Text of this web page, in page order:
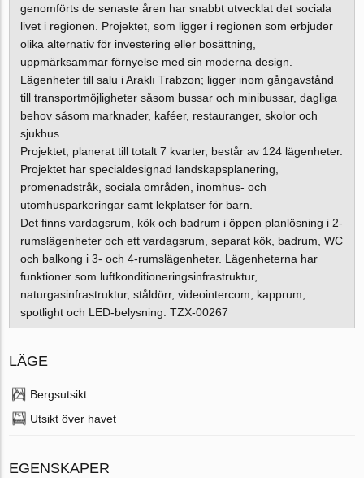
genomförts de senaste åren har snabbt utvecklat det sociala
livet i regionen. Projektet, som ligger i regionen som erbjuder
olika alternativ för investering eller bosättning,
uppmärksammar förnyelse med sin moderna design.
Lägenheter till salu i Araklı Trabzon; ligger inom gångavstånd
till transportmöjligheter såsom bussar och minibussar, dagliga
behov såsom marknader, kaféer, restauranger, skolor och
sjukhus.
Projektet, planerat till totalt 7 kvarter, består av 124 lägenheter.
Projektet har specialdesignad landskapsplanering,
promenadstråk, sociala områden, inomhus- och
utomhusparkeringar samt lekplatser för barn.
Det finns vardagsrum, kök och badrum i öppen planlösning i 2-
rumslägenheter och ett vardagsrum, separat kök, badrum, WC
och balkong i 3- och 4-rumslägenheter. Lägenheterna har
funktioner som luftkonditioneringsinfrastruktur,
naturgasinfrastruktur, ståldörr, videointercom, kapprum,
spotlight och LED-belysning. TZX-00267
LÄGE
Bergsutsikt
Utsikt över havet
EGENSKAPER